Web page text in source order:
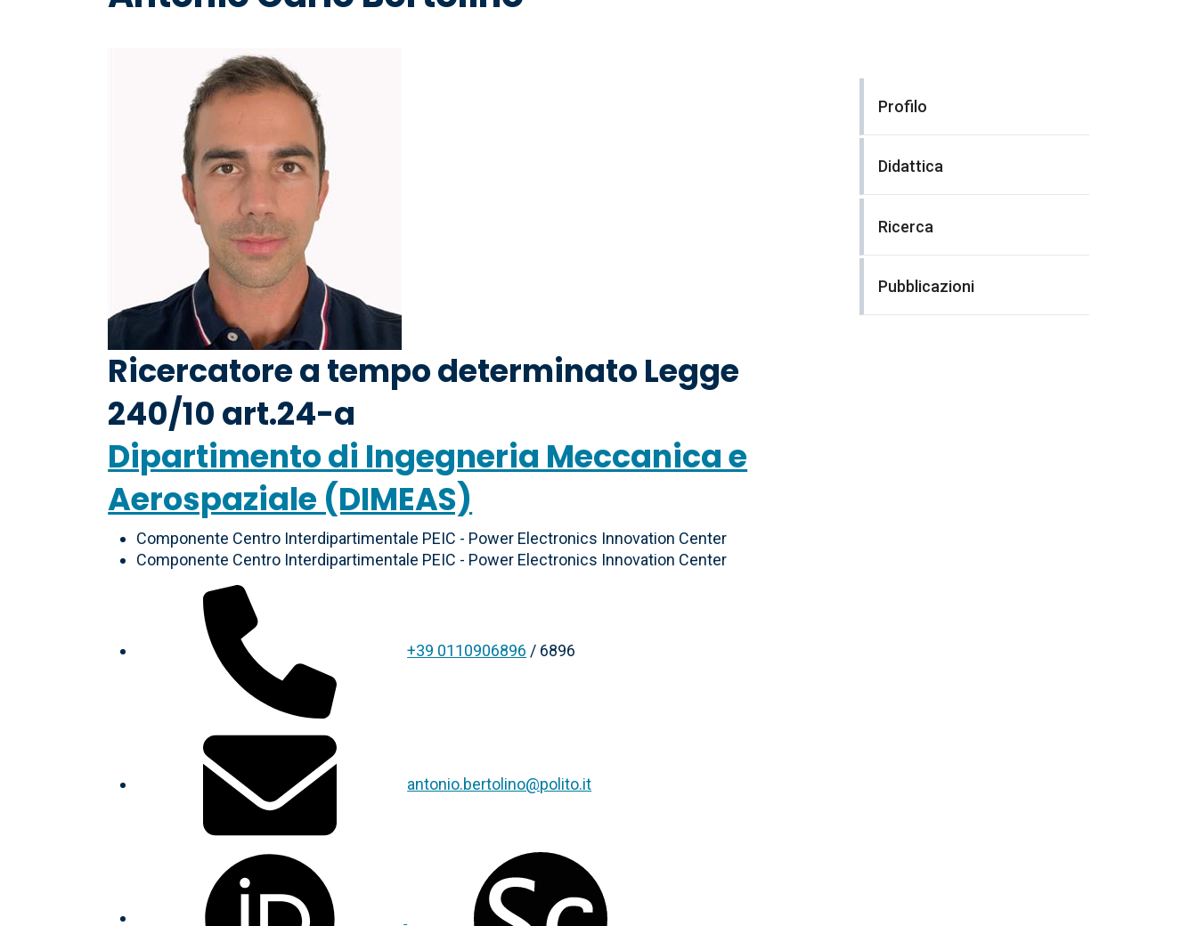
Ricercatore a tempo determinato Legge
240/10 art.24-a
Dipartimento di Ingegneria Meccanica e
Aerospaziale (DIMEAS)
Componente Centro Interdipartimentale PEIC - Power Electronics Innovation Center
Componente Centro Interdipartimentale PEIC - Power Electronics Innovation Center
+39 0110906896 / 6896
antonio.bertolino@polito.it
Profilo
Didattica
Ricerca
Pubblicazioni